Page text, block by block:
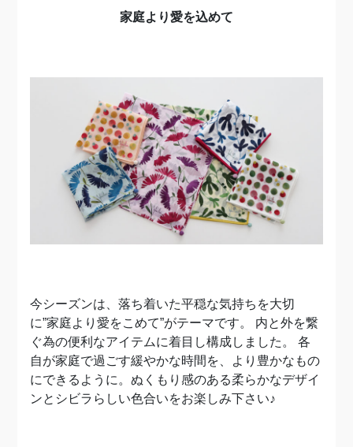
家庭より愛を込めて
今シーズンは、落ち着いた平穏な気持ちを大切
に”家庭より愛をこめて”がテーマです。 内と外を繋
ぐ為の便利なアイテムに着目し構成しました。 各
自が家庭で過ごす緩やかな時間を、より豊かなもの
にできるように。ぬくもり感のある柔らかなデザイ
ンとシビラらしい色合いをお楽しみ下さい♪